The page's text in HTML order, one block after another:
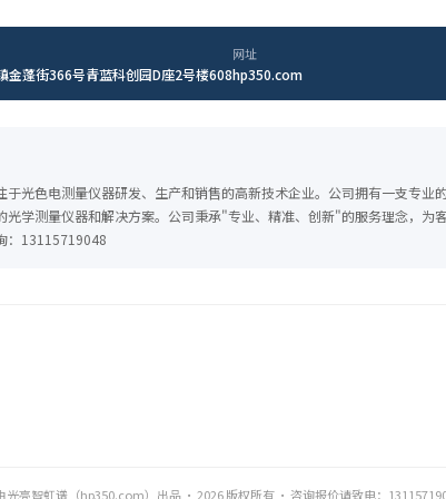
金蓬街366号青蓝科创园D座2号楼608
网址
hp350.com
光色电测量仪器研发、生产和销售的高新技术企业。公司拥有一支专业
光学测量仪器和解决方案。公司秉承"专业、精准、创新"的服务理念，为
：13115719048
光亮智虹谱（hp350.com）出品 · 2026 版权所有 · 咨询报价请致电：